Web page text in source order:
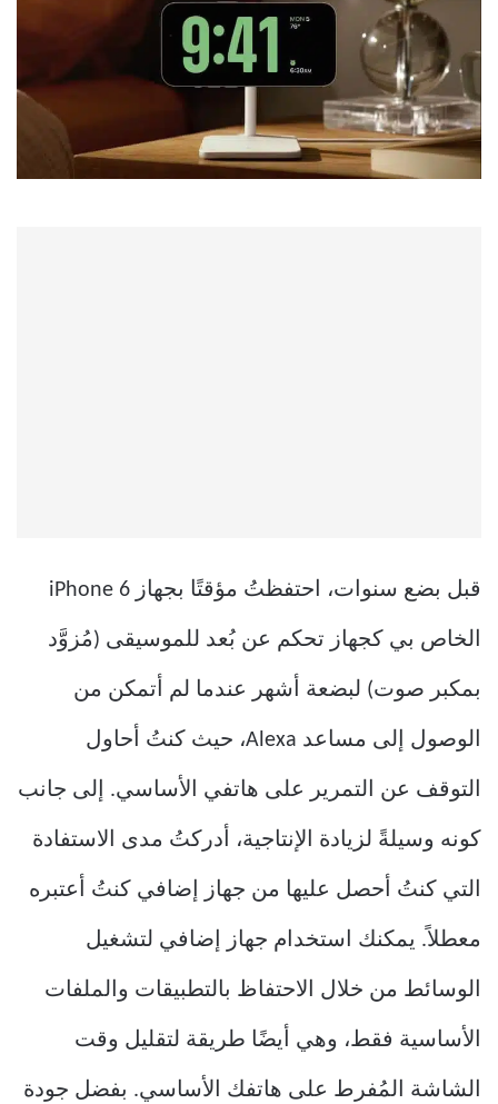
قبل بضع سنوات، احتفظتُ مؤقتًا بجهاز iPhone 6
الخاص بي كجهاز تحكم عن بُعد للموسيقى (مُزوَّد
بمكبر صوت) لبضعة أشهر عندما لم أتمكن من
الوصول إلى مساعد Alexa، حيث كنتُ أحاول
التوقف عن التمرير على هاتفي الأساسي. إلى جانب
كونه وسيلةً لزيادة الإنتاجية، أدركتُ مدى الاستفادة
التي كنتُ أحصل عليها من جهاز إضافي كنتُ أعتبره
معطلاً. يمكنك استخدام جهاز إضافي لتشغيل
الوسائط من خلال الاحتفاظ بالتطبيقات والملفات
الأساسية فقط، وهي أيضًا طريقة لتقليل وقت
الشاشة المُفرط على هاتفك الأساسي. بفضل جودة